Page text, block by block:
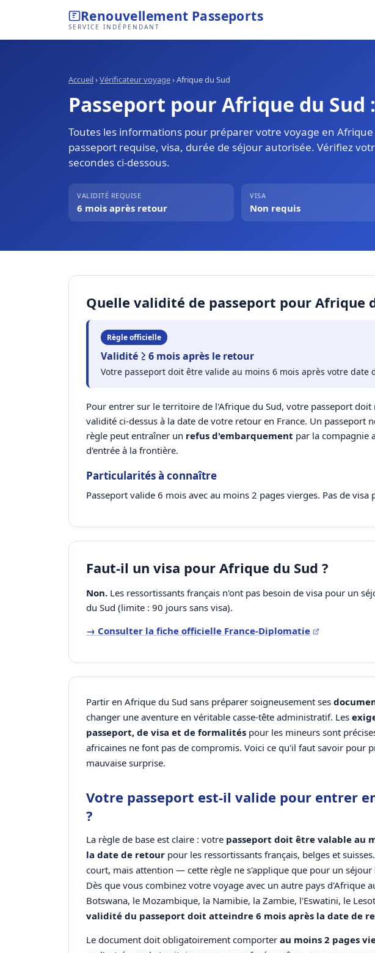
Renouvellement Passeports
SERVICE INDÉPENDANT
Accueil›Vérificateur voyage›Afrique du Sud
Passeport pour Afrique du
Toutes les informations pour préparer votre voyage en Afrique
passeport requise, visa, durée de séjour autorisée. Vérifiez
secondes ci-dessous.
VALIDITÉ REQUISE
6 mois après retour
VISA
Non requis
Quelle validité de passeport pour Afrique
Règle officielle
Validité ≥ 6 mois après le retour
Votre passeport doit être valide au moins 6 mois après votre date
Pour entrer sur le territoire de l'Afrique du Sud, votre passeport doit
validité ci-dessus à la date de votre retour en France. Un passeport
règle peut entraîner un refus d'embarquement par la compagnie
d'entrée à la frontière.
Particularités à connaître
Passeport valide 6 mois avec au moins 2 pages vierges. Pas de visa
Faut-il un visa pour Afrique du Sud ?
Non. Les ressortissants français n'ont pas besoin de visa pour un
du Sud (limite : 90 jours sans visa).
→ Consulter la fiche officielle France-Diplomatie
Partir en Afrique du Sud sans préparer soigneusement ses
changer une aventure en véritable casse-tête administratif. Les
passeport, de visa et de formalités pour les mineurs sont
africaines ne font pas de compromis. Voici ce qu'il faut savoir pour
mauvaise surprise.
Votre passeport est-il valide pour entrer
?
La règle de base est claire : votre passeport doit être valable au
la date de retour pour les ressortissants français, belges et
court, mais attention — cette règle ne s'applique que pour un séjour
Dès que vous combinez votre voyage avec un autre pays d'Afrique
Botswana, le Mozambique, la Namibie, la Zambie, l'Eswatini, le
validité du passeport doit atteindre 6 mois après la date de
Le document doit obligatoirement comporter au moins 2 pages